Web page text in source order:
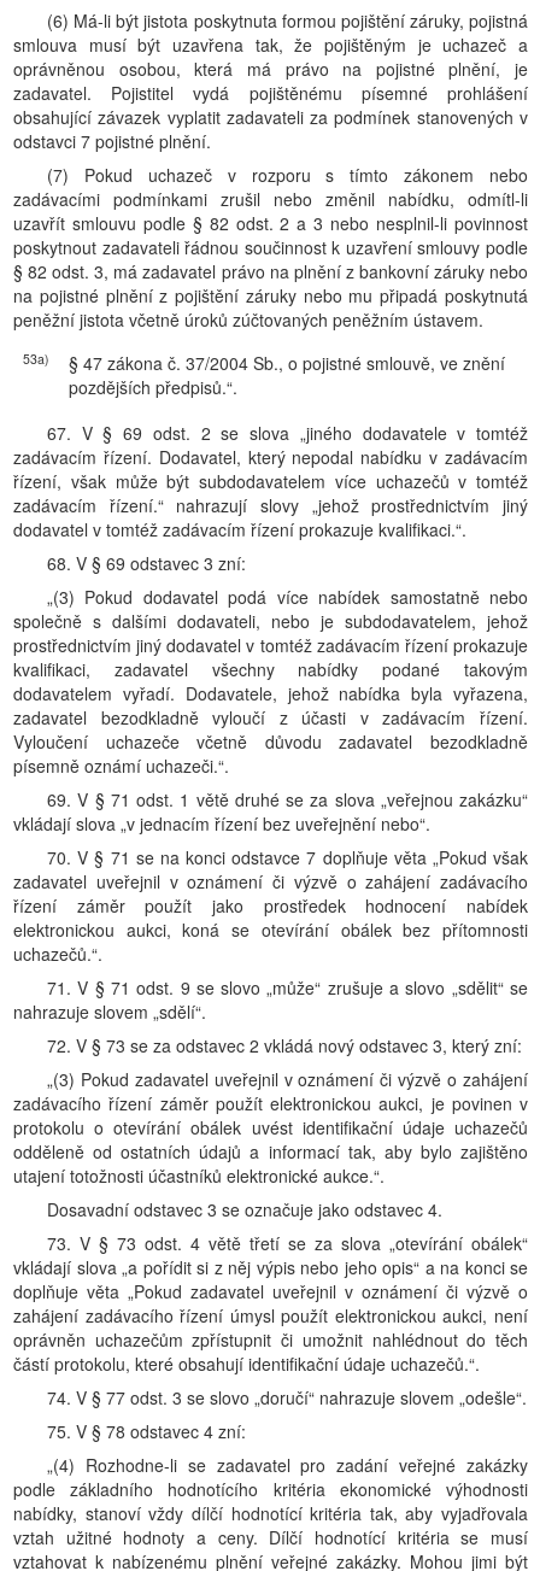
(6) Má-li být jistota poskytnuta formou pojištění záruky, pojistná
smlouva musí být uzavřena tak, že pojištěným je uchazeč a
oprávněnou osobou, která má právo na pojistné plnění, je
zadavatel. Pojistitel vydá pojištěnému písemné prohlášení
obsahující závazek vyplatit zadavateli za podmínek stanovených v
odstavci 7 pojistné plnění.
(7) Pokud uchazeč v rozporu s tímto zákonem nebo
zadávacími podmínkami zrušil nebo změnil nabídku, odmítl-li
uzavřít smlouvu podle § 82 odst. 2 a 3 nebo nesplnil-li povinnost
poskytnout zadavateli řádnou součinnost k uzavření smlouvy podle
§ 82 odst. 3, má zadavatel právo na plnění z bankovní záruky nebo
na pojistné plnění z pojištění záruky nebo mu připadá poskytnutá
peněžní jistota včetně úroků zúčtovaných peněžním ústavem.
53a)
§ 47 zákona č. 37/2004 Sb., o pojistné smlouvě, ve znění
pozdějších předpisů.“.
67. V § 69 odst. 2 se slova „jiného dodavatele v tomtéž
zadávacím řízení. Dodavatel, který nepodal nabídku v zadávacím
řízení, však může být subdodavatelem více uchazečů v tomtéž
zadávacím řízení.“ nahrazují slovy „jehož prostřednictvím jiný
dodavatel v tomtéž zadávacím řízení prokazuje kvalifikaci.“.
68. V § 69 odstavec 3 zní:
„(3) Pokud dodavatel podá více nabídek samostatně nebo
společně s dalšími dodavateli, nebo je subdodavatelem, jehož
prostřednictvím jiný dodavatel v tomtéž zadávacím řízení prokazuje
kvalifikaci, zadavatel všechny nabídky podané takovým
dodavatelem vyřadí. Dodavatele, jehož nabídka byla vyřazena,
zadavatel bezodkladně vyloučí z účasti v zadávacím řízení.
Vyloučení uchazeče včetně důvodu zadavatel bezodkladně
písemně oznámí uchazeči.“.
69. V § 71 odst. 1 větě druhé se za slova „veřejnou zakázku“
vkládají slova „v jednacím řízení bez uveřejnění nebo“.
70. V § 71 se na konci odstavce 7 doplňuje věta „Pokud však
zadavatel uveřejnil v oznámení či výzvě o zahájení zadávacího
řízení záměr použít jako prostředek hodnocení nabídek
elektronickou aukci, koná se otevírání obálek bez přítomnosti
uchazečů.“.
71. V § 71 odst. 9 se slovo „může“ zrušuje a slovo „sdělit“ se
nahrazuje slovem „sdělí“.
72. V § 73 se za odstavec 2 vkládá nový odstavec 3, který zní:
„(3) Pokud zadavatel uveřejnil v oznámení či výzvě o zahájení
zadávacího řízení záměr použít elektronickou aukci, je povinen v
protokolu o otevírání obálek uvést identifikační údaje uchazečů
odděleně od ostatních údajů a informací tak, aby bylo zajištěno
utajení totožnosti účastníků elektronické aukce.“.
Dosavadní odstavec 3 se označuje jako odstavec 4.
73. V § 73 odst. 4 větě třetí se za slova „otevírání obálek“
vkládají slova „a pořídit si z něj výpis nebo jeho opis“ a na konci se
doplňuje věta „Pokud zadavatel uveřejnil v oznámení či výzvě o
zahájení zadávacího řízení úmysl použít elektronickou aukci, není
oprávněn uchazečům zpřístupnit či umožnit nahlédnout do těch
částí protokolu, které obsahují identifikační údaje uchazečů.“.
74. V § 77 odst. 3 se slovo „doručí“ nahrazuje slovem „odešle“.
75. V § 78 odstavec 4 zní:
„(4) Rozhodne-li se zadavatel pro zadání veřejné zakázky
podle základního hodnotícího kritéria ekonomické výhodnosti
nabídky, stanoví vždy dílčí hodnotící kritéria tak, aby vyjadřovala
vztah užitné hodnoty a ceny. Dílčí hodnotící kritéria se musí
vztahovat k nabízenému plnění veřejné zakázky. Mohou jimi být